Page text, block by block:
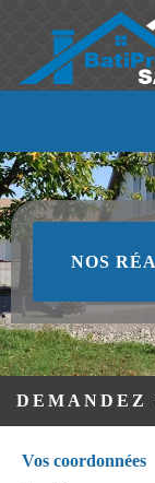
NOS
DEMANDEZ
Vos coordonnées